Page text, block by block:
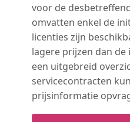
voor de
omvatten enkel de
licenties zijn
lagere prijzen dan
een uitgebreid
servicecontracten
prijsinformatie